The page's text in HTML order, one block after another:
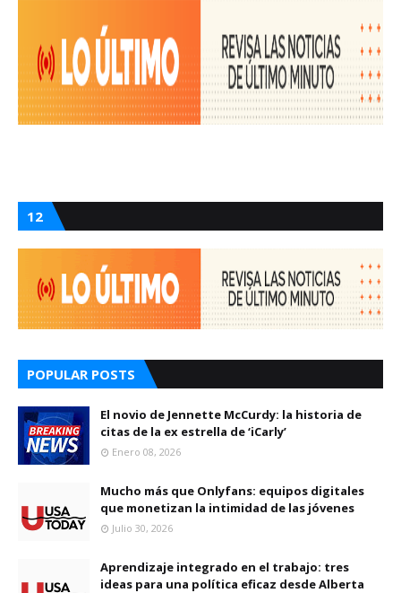
12
POPULAR POSTS
El novio de Jennette McCurdy: la historia de
citas de la ex estrella de ‘iCarly’
Enero 08, 2026
Mucho más que Onlyfans: equipos digitales
que monetizan la intimidad de las jóvenes
Julio 30, 2026
Aprendizaje integrado en el trabajo: tres
ideas para una política eficaz desde Alberta